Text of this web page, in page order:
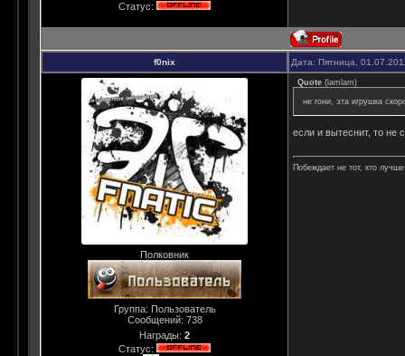
Статус:
f0nix Дата: Пятница,
Полковник
Группа: Пользователь
Сообщений: 738
Награды: 2
Статус:
Quote ( lamlam)
не гони, эта игрушка
если и вытеснит, то не
Побеждает не тот, кто